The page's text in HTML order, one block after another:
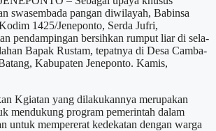
swasembada pangan diwilayah, Babinsa
1425/Jeneponto, Serda Jufri,
pendampingan bersihkan rumput liar di sela-
Bapak Rustam, tepatnya di Desa Camba-
Kabupaten Jeneponto. Kamis,
Kgiatan yang dilakukannya merupakan
mendukung program pemerintah dalam
untuk mempererat kedekatan dengan warga